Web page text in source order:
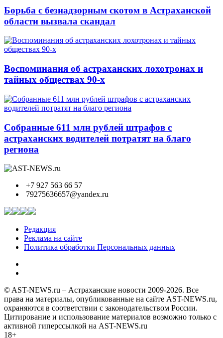
Борьба с безнадзорным скотом в Астраханской
области вызвала скандал
Воспоминания об астраханских лохотронах и
тайных обществах 90-х
Собранные 611 млн рублей штрафов с
астраханских водителей потратят на благо
региона
+7 927 563 66 57
79275636657@yandex.ru
Редакция
Реклама на сайте
Политика обработки Персональных данных
© AST-NEWS.ru – Астраханские новости 2009-2026. Все
права на материалы, опубликованные на сайте AST-NEWS.ru,
охраняются в соответствии с законодательством России.
Цитирование и использование материалов возможно только с
активной гиперссылкой на AST-NEWS.ru
18+